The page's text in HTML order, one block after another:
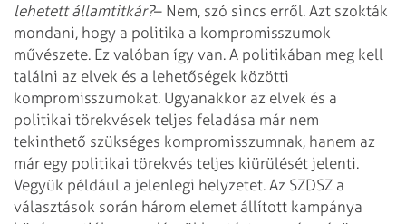
lehetett államtitkár?– Nem, szó sincs erről. Azt szokták
mondani, hogy a politika a kompromisszumok
művészete. Ez valóban így van. A politikában meg kell
találni az elvek és a lehetőségek közötti
kompromisszumokat. Ugyanakkor az elvek és a
politikai törekvések teljes feladása már nem
tekinthető szükséges kompromisszumnak, hanem az
már egy politikai törekvés teljes kiürülését jelenti.
Vegyük például a jelenlegi helyzetet. Az SZDSZ a
választások során három elemet állított kampánya